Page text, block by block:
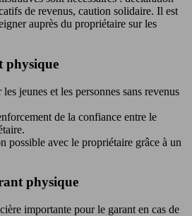
de revenus, caution solidaire. Il est
auprès du propriétaire sur les
physique
jeunes et les personnes sans revenus
de la confiance entre le
possible avec le propriétaire grâce à un
physique
importante pour le garant en cas de